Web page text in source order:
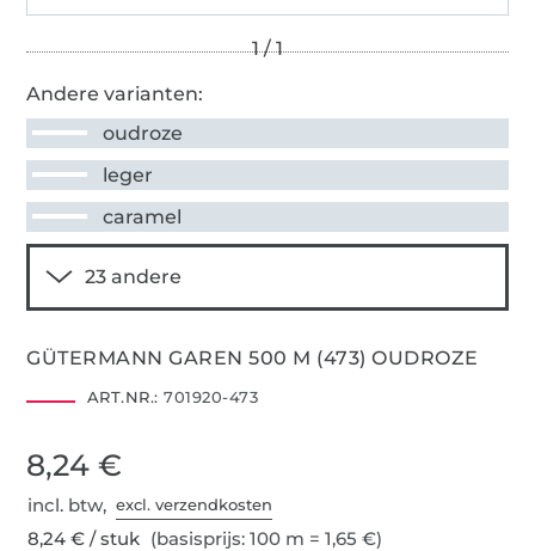
Andere varianten:
oudroze
leger
caramel
GÜTERMANN GAREN 500 M (473) OUDROZE
ART.NR.: 701920-473
8,24 €
incl. btw,excl. verzendkosten
8,24 € / stuk (basisprijs: 100 m = 1,65 €)